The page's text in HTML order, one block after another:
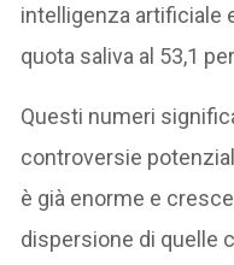
intelligenza artificiale
quota saliva al 53,1
Questi numeri
controversie
è già enorme e
dispersione di quelle